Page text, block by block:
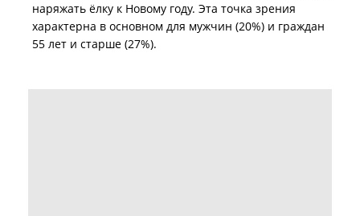
наряжать ёлку к Новому году. Эта точка зрения
характерна в основном для мужчин (20%) и граждан
55 лет и старше (27%).